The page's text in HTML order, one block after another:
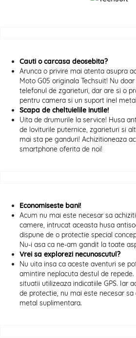
Cauti o carcasa deosebita?
Arunca o privire mai atenta asupra
Moto G05 originala Techsuit! Nu
telefonul de zgarieturi, dar are si o
pentru camera si un suport inel
Scapa de cheltuielile inutile!
Uita de drumurile la service! Husa
de loviturile puternice, zgarieturi si
mai sta pe ganduri! Achizitioneaza
smartphone oferita de noi!
Economiseste bani!
Acum nu mai este necesar sa
camere, intrucat aceasta husa
dispune de o protectie special
Nu-i asa ca ne-am gandit la toate
Vrei sa explorezi necunoscutul?
Nu uita insa ca aceste aventuri se
amintire neplacuta destul de
situatii utilizeaza indicatiile GPS. Iar
de protectie, nu mai este necesar
metal suplimentara.